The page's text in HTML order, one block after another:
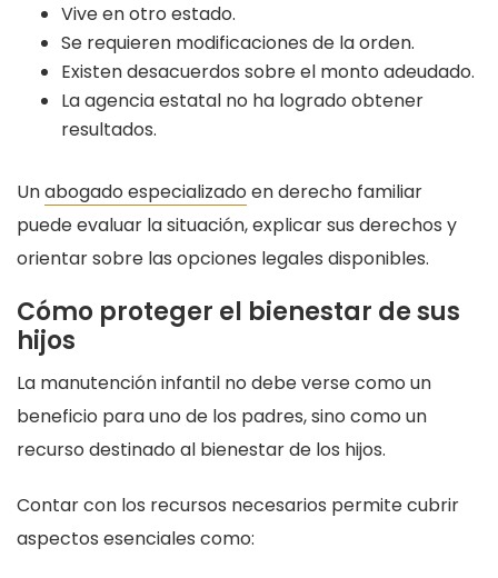
Vive en otro estado.
Se requieren modificaciones de la orden.
Existen desacuerdos sobre el monto adeudado.
La agencia estatal no ha logrado obtener
resultados.
Unabogado especializado en derecho familiar
puede evaluar la situación, explicar sus derechos y
orientar sobre las opciones legales disponibles.
Cómo proteger el bienestar de sus
hijos
La manutención infantil no debe verse como un
beneficio para uno de los padres, sino como un
recurso destinado al bienestar de los hijos.
Contar con los recursos necesarios permite cubrir
aspectos esenciales como: